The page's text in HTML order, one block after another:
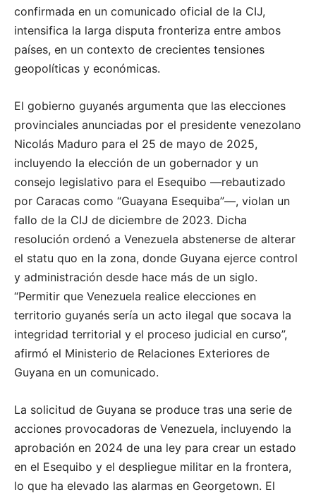
confirmada en un comunicado oficial de la CIJ,
intensifica la larga disputa fronteriza entre ambos
países, en un contexto de crecientes tensiones
geopolíticas y económicas.
El gobierno guyanés argumenta que las elecciones
provinciales anunciadas por el presidente venezolano
Nicolás Maduro para el 25 de mayo de 2025,
incluyendo la elección de un gobernador y un
consejo legislativo para el Esequibo —rebautizado
por Caracas como “Guayana Esequiba”—, violan un
fallo de la CIJ de diciembre de 2023. Dicha
resolución ordenó a Venezuela abstenerse de alterar
el statu quo en la zona, donde Guyana ejerce control
y administración desde hace más de un siglo.
“Permitir que Venezuela realice elecciones en
territorio guyanés sería un acto ilegal que socava la
integridad territorial y el proceso judicial en curso”,
afirmó el Ministerio de Relaciones Exteriores de
Guyana en un comunicado.
La solicitud de Guyana se produce tras una serie de
acciones provocadoras de Venezuela, incluyendo la
aprobación en 2024 de una ley para crear un estado
en el Esequibo y el despliegue militar en la frontera,
lo que ha elevado las alarmas en Georgetown. El